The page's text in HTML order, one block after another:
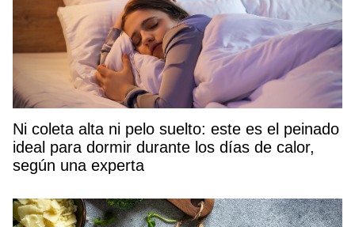
Ni coleta alta ni pelo suelto: este es el peinado
ideal para dormir durante los días de calor,
según una experta